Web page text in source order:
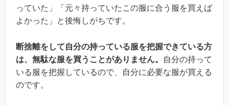
っていた」「元々持っていたこの服に合う服を買えば
よかった」と後悔しがちです。
断捨離をして自分の持っている服を把握できている方
は、無駄な服を買うことがありません。
自分の持って
いる服を把握しているので、自分に必要な服が買える
のです。